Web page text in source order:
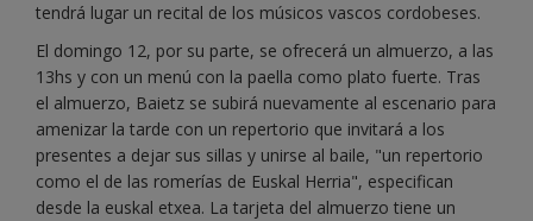
tendrá lugar un recital de los músicos vascos cordobeses.
El domingo 12, por su parte, se ofrecerá un almuerzo, a las
13hs y con un menú con la paella como plato fuerte. Tras
el almuerzo, Baietz se subirá nuevamente al escenario para
amenizar la tarde con un repertorio que invitará a los
presentes a dejar sus sillas y unirse al baile, "un repertorio
como el de las romerías de Euskal Herria", especifican
desde la euskal etxea. La tarjeta del almuerzo tiene un